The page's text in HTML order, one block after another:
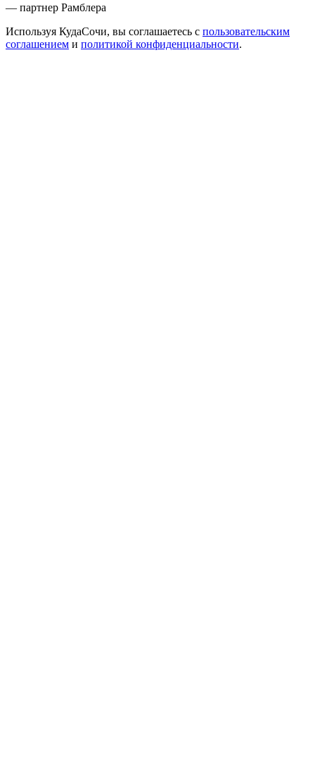
— партнер Рамблера
Используя КудаСочи, вы соглашаетесь с пользовательским
соглашением и политикой конфиденциальности.